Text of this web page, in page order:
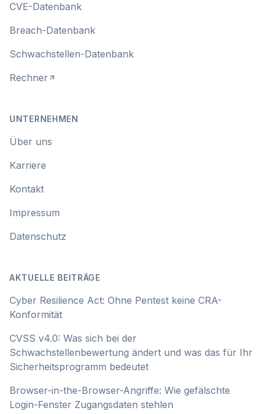
CVE-Datenbank
Breach-Datenbank
Schwachstellen-Datenbank
Rechner
UNTERNEHMEN
Über uns
Karriere
Kontakt
Impressum
Datenschutz
AKTUELLE BEITRÄGE
Cyber Resilience Act: Ohne Pentest keine CRA-
Konformität
CVSS v4.0: Was sich bei der
Schwachstellenbewertung ändert und was das für Ihr
Sicherheitsprogramm bedeutet
Browser-in-the-Browser-Angriffe: Wie gefälschte
Login-Fenster Zugangsdaten stehlen